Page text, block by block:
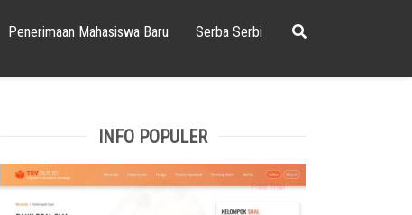
Penerimaan Mahasiswa Baru Serba Serbi
INFO POPULER